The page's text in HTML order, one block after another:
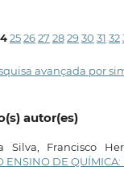
252627 282930 31 32
avançada por
autor(es)
Silva, Francisco
ENSINO DE